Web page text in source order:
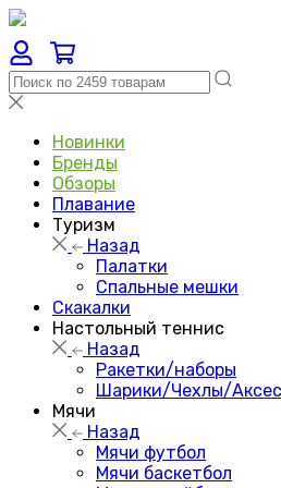
Новинки
Бренды
Обзоры
Плавание
Туризм
Назад
Палатки
Спальные мешки
Скакалки
Настольный теннис
Назад
Ракетки/наборы
Шарики/Чехлы/
Мячи
Назад
Мячи футбол
Мячи баскетбол